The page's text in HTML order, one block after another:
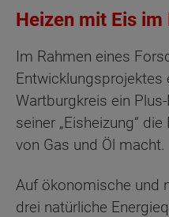
Heizen mit Eis
Im Rahmen eines
Entwicklungsprojektes
Wartburgkreis ein
seiner „Eisheizung“
von Gas und Öl macht.
Auf ökonomische und
drei natürliche